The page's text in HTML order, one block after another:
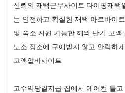
신뢰의 재택근무사이트 타이핑재택
는 안전하고 확실한 재택 아르바이
및 숙소 지원 가능한 해외 단기 고
노소 장소에 구애받지 않고 안락하
고액알바사이트
고수익당일지급 집에서 에어컨 틀